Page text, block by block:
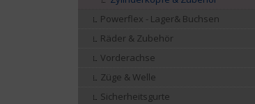
Powerflex - Lager& Buchsen
Räder & Zubehör
Vorderachse
Züge & Welle
Sicherheitsgurte